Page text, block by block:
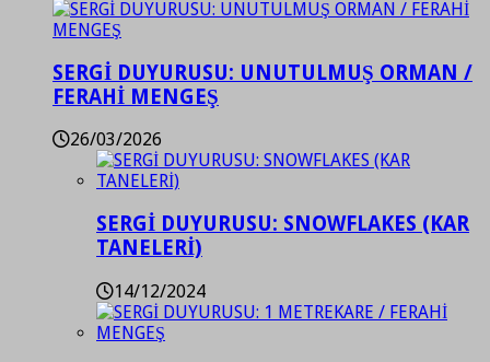
SERGİ DUYURUSU: UNUTULMUŞ ORMAN /
FERAHİ MENGEŞ
26/03/2026
SERGİ DUYURUSU: SNOWFLAKES (KAR
TANELERİ)
14/12/2024